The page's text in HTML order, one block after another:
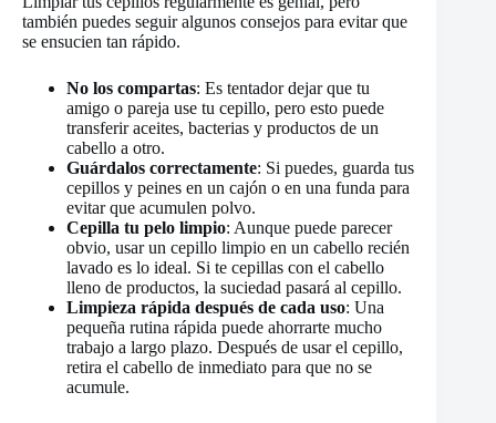
también puedes seguir algunos consejos para evitar que
se ensucien tan rápido.
No los compartas: Es tentador dejar que tu
amigo o pareja use tu cepillo, pero esto puede
transferir aceites, bacterias y productos de un
cabello a otro.
Guárdalos correctamente: Si puedes, guarda tus
cepillos y peines en un cajón o en una funda para
evitar que acumulen polvo.
Cepilla tu pelo limpio: Aunque puede parecer
obvio, usar un cepillo limpio en un cabello recién
lavado es lo ideal. Si te cepillas con el cabello
lleno de productos, la suciedad pasará al cepillo.
Limpieza rápida después de cada uso: Una
pequeña rutina rápida puede ahorrarte mucho
trabajo a largo plazo. Después de usar el cepillo,
retira el cabello de inmediato para que no se
acumule.